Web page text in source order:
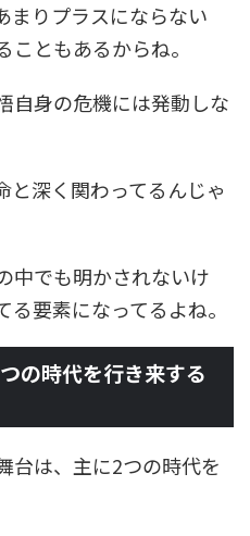
まりプラスにならない
こともあるからね。
自身の危機には発動しな
と深く関わってるんじゃ
中でも明かされないけ
要素になってるよね。
の時代を行き来する
台は、主に2つの時代を